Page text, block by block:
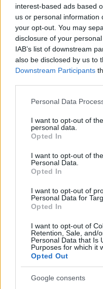
interest-based ads based
us or personal information
your opt-out. You may
disclosure of your
IAB’s list of downstream
also be disclosed by us to
Downstream Participants
Please note that this
not limited to your visit or
grant or deny consent to
use your data for below
consent section.
Personal Data
I want to opt-out of
personal data.
Opted In
I want to opt-out of
Personal Data.
Opted In
I want to opt-out of
Personal Data for
Opted In
I want to opt-out of
Retention, Sale, and/
Personal Data that Is
Purposes for which it
Opted Out
Google consents
MOTOR / 2026. ÁPR. 9.
Már a
egyértelművé
Nagydíj
döntés
Dr. Schmidt Ádám és
Park Hotelben
MOTOR / 2026. ÁPR. 8.